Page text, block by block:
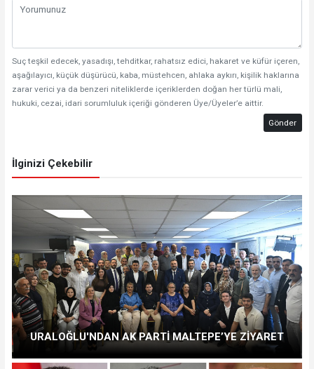
Suç teşkil edecek, yasadışı, tehditkar, rahatsız edici, hakaret ve küfür içeren,
aşağılayıcı, küçük düşürücü, kaba, müstehcen, ahlaka aykırı, kişilik haklarına
zarar verici ya da benzeri niteliklerde içeriklerden doğan her türlü mali,
hukuki, cezai, idari sorumluluk içeriği gönderen Üye/Üyeler’e aittir.
Gönder
İlginizi Çekebilir
URALOĞLU'NDAN AK PARTİ MALTEPE’YE ZİYARET